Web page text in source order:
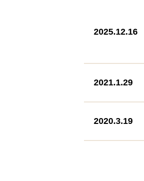
2025.12.16
2021.1.29
2020.3.19